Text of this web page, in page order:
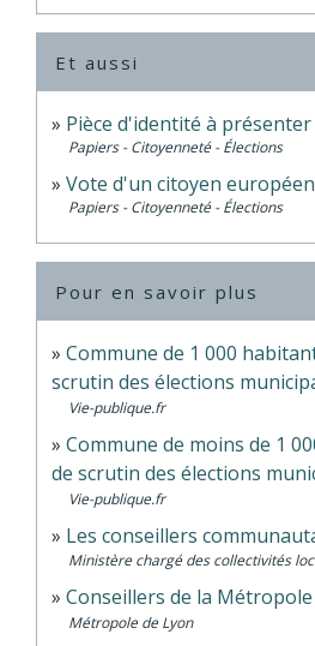
Et aussi
Pièce d'identité à
Papiers - Citoyenneté - Élections
Vote d'un citoyen
Papiers - Citoyenneté - Élections
Pour en savoir plus
Commune de 1 000
scrutin des élections
Vie-publique.fr
Commune de moins de 1
de scrutin des élections
Vie-publique.fr
Les conseillers
Ministère chargé des collectivités
Conseillers de la
Métropole de Lyon